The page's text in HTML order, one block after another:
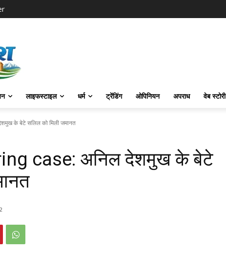
लाइफस्‍टाइल धर्म ट्रेंडिंग ओपिनियन अपराध वेब स्टोरी
के बेटे सलिल को मिली जमानत
case: अनिल देशमुख के बेटे